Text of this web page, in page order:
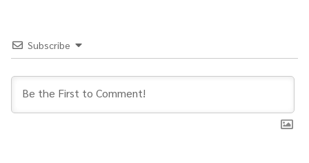
Subscribe